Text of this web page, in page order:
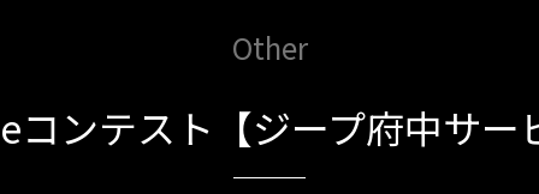
Other
コンテスト【ジープ府中サー